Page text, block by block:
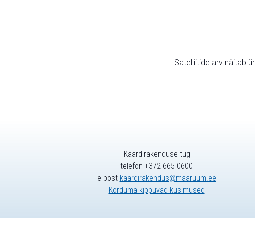
Satelliitide arv näitab
Kaardirakenduse tugi
telefon +372 665 0600
e-post kaardirakendus@maaruum.ee
Korduma kippuvad küsimused